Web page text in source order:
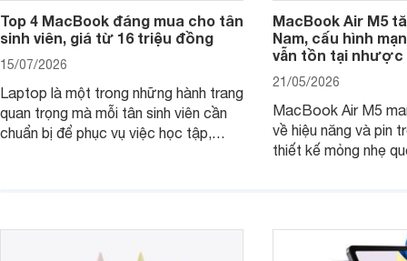
Top 4 MacBook đáng mua cho tân
sinh viên, giá từ 16 triệu đồng
15/07/2026
Laptop là một trong những hành trang
quan trọng mà mỗi tân sinh viên cần
chuẩn bị để phục vụ việc học tập,
MacBook đáng cân nhắc dành cho
MacBook Air M5
Nam, cấu hình
vẫn tồn tại nhược
21/05/2026
MacBook Air M5
về hiệu năng và pin
thiết kế mỏng nhẹ